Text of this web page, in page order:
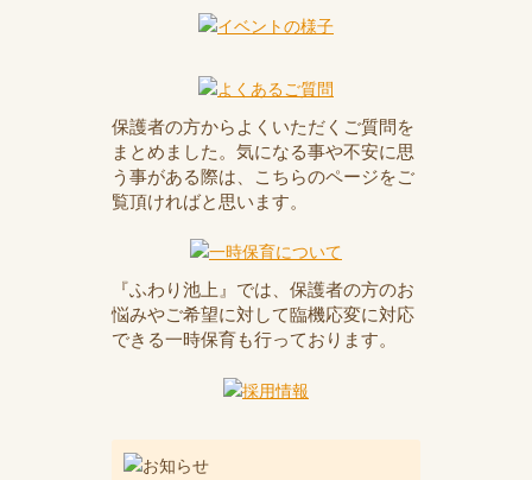
保護者の方からよくいただくご質問を
まとめました。気になる事や不安に思
う事がある際は、こちらのページをご
覧頂ければと思います。
『ふわり池上』では、保護者の方のお
悩みやご希望に対して臨機応変に対応
できる一時保育も行っております。